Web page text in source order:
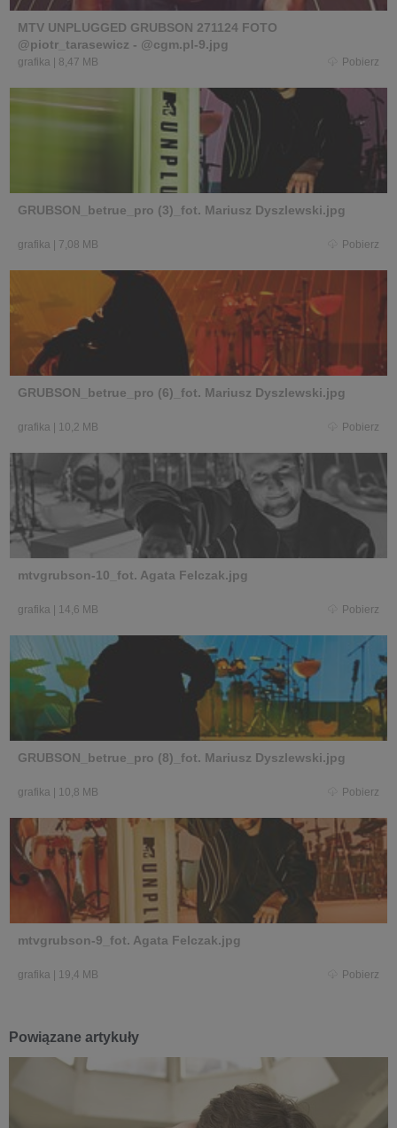
MTV UNPLUGGED GRUBSON 271124 FOTO
@piotr_tarasewicz - @cgm.pl-9.jpg
grafika 8,47 MB Pobierz
GRUBSON_betrue_pro (3)_fot. Mariusz Dyszlewski.jpg
grafika 7,08 MB Pobierz
GRUBSON_betrue_pro (6)_fot. Mariusz Dyszlewski.jpg
grafika 10,2 MB Pobierz
mtvgrubson-10_fot. Agata Felczak.jpg
grafika 14,6 MB Pobierz
GRUBSON_betrue_pro (8)_fot. Mariusz Dyszlewski.jpg
grafika 10,8 MB Pobierz
mtvgrubson-9_fot. Agata Felczak.jpg
grafika 19,4 MB Pobierz
Powiązane artykuły